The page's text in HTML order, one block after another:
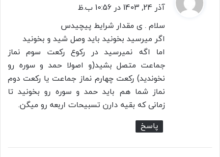
ف
:
آذر 24, 1403 در 10:56 ب.ظ
سلام . ی مقدار شرایط پیچیدس
اگر میرسید بخونید باید وصل شید و بخونید
اما اگه نمیرسید در رکوع رکعت سوم نماز
جماعت متصل بشید(و اصولا حمد و سوره رو
نخوندید) رکعت چهارم نماز جماعت یا رکعت دوم
نماز شما هم باید حمد و سوره رو بخونید تا
زمانی که بقیه دارن تسبیحات اربعه رو میگن.
پاسخ